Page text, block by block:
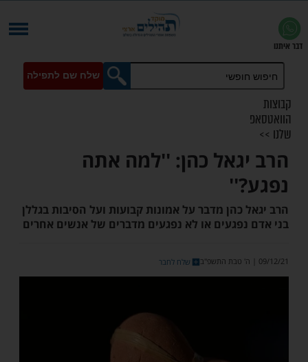
שלח שם לתפילה
כהן: ''למה אתה
מדבר על אמונות קבועות ועל הסיבות בגללן
או לא נפגעים מדברים של אנשים אחרים